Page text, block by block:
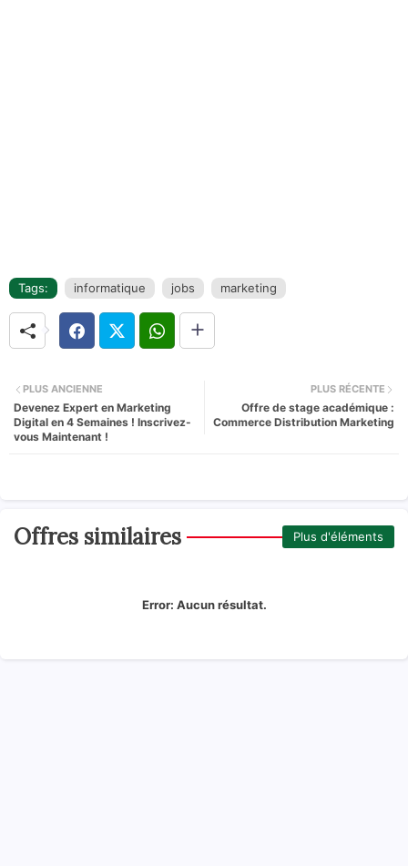
Tags: informatique jobs marketing
PLUS RÉCENTE
Offre de stage académique :
Commerce Distribution Marketing
PLUS ANCIENNE
Devenez Expert en Marketing
Digital en 4 Semaines ! Inscrivez-
vous Maintenant !
Offres similaires Plus d'éléments
Error: Aucun résultat.